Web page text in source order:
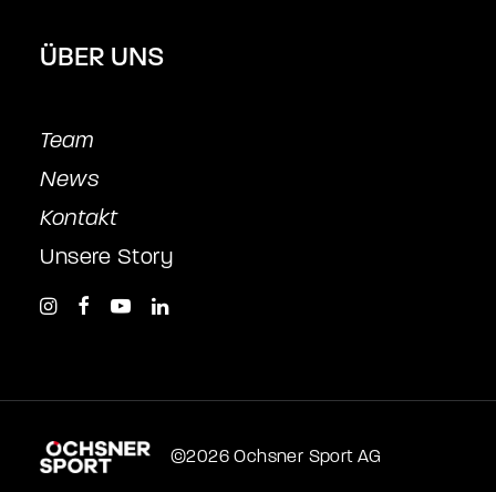
ÜBER UNS
Team
News
Kontakt
Unsere Story
©2026 Ochsner Sport AG